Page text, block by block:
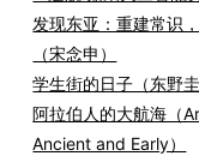
发现东亚：重建常识
（宋念申）
学生街的日子（东野圭
阿拉伯人的大航海（
Ancient and Early）